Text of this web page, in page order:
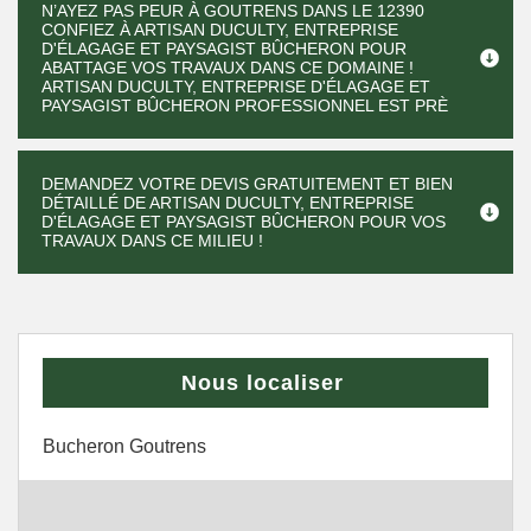
N’AYEZ PAS PEUR À GOUTRENS DANS LE 12390
CONFIEZ À ARTISAN DUCULTY, ENTREPRISE
D'ÉLAGAGE ET PAYSAGIST BÛCHERON POUR
ABATTAGE VOS TRAVAUX DANS CE DOMAINE !
ARTISAN DUCULTY, ENTREPRISE D'ÉLAGAGE ET
PAYSAGIST BÛCHERON PROFESSIONNEL EST PRÈ
DEMANDEZ VOTRE DEVIS GRATUITEMENT ET BIEN
DÉTAILLÉ DE ARTISAN DUCULTY, ENTREPRISE
D'ÉLAGAGE ET PAYSAGIST BÛCHERON POUR VOS
TRAVAUX DANS CE MILIEU !
Nous localiser
Bucheron Goutrens